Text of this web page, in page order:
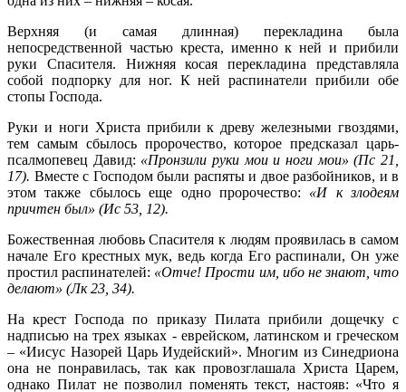
Верхняя (и самая длинная) перекладина была
непосредственной частью креста, именно к ней и прибили
руки Спасителя. Нижняя косая перекладина представляла
собой подпорку для ног. К ней распинатели прибили обе
стопы Господа.
Руки и ноги Христа прибили к древу железными гвоздями,
тем самым сбылось пророчество, которое предсказал царь-
псалмопевец Давид: «Пронзили руки мои и ноги мои» (Пс 21,
17). Вместе с Господом были распяты и двое разбойников, и в
этом также сбылось еще одно пророчество:
«И к злодеям
причтен был» (Ис 53, 12).
Божественная любовь Спасителя к людям проявилась в самом
начале Его крестных мук, ведь когда Его распинали, Он уже
простил распинателей: «Отче! Прости им, ибо не знают, что
делают» (Лк 23, 34).
На крест Господа по приказу Пилата прибили дощечку с
надписью на трех языках - еврейском, латинском и греческом
– «Иисус Назорей Царь Иудейский». Многим из Синедриона
она не понравилась, так как провозглашала Христа Царем,
однако Пилат не позволил поменять текст, настояв: «Что я